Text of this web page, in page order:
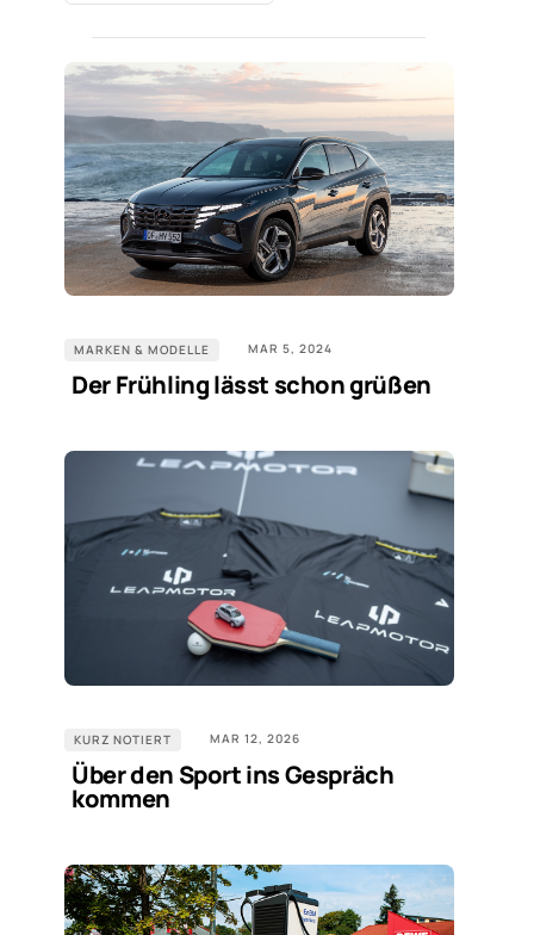
MARKEN & MODELLE MAR 5, 2024
Der Frühling lässt schon grüßen
KURZ NOTIERT MAR 12, 2026
Über den Sport ins Gespräch
kommen